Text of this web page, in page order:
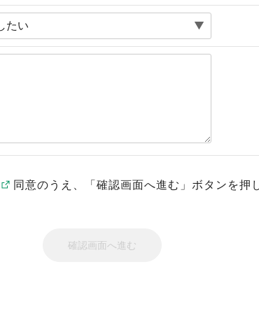
同意のうえ、「確認画面へ進む」ボタンを押